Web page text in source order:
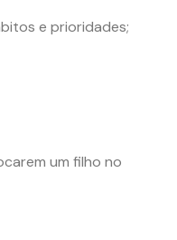
e prioridades;
um filho no